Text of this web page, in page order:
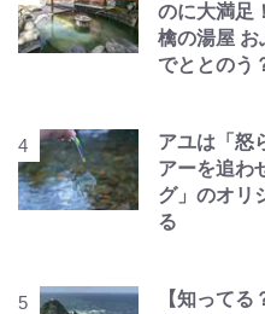
のに大満足
檎の湯屋 お
でととのう
アユは「怒
アーを追わ
グ」のオリ
る
【知って